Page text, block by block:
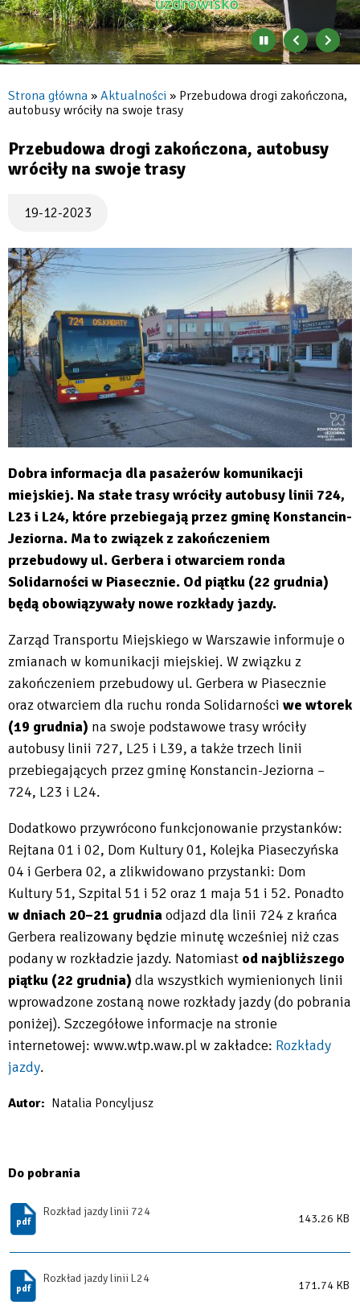
Zatrzymaj
automatyczne
się
banerów
Poprzedni
bannerbaner
Ścieżka
Strona główna Aktualności
Przebudowa drogi zakończona,
autobusy wróciły na swoje trasy
Przebudowa drogi zakończona, autobusy
wróciły na swoje trasy
19-12-2023
Dobra informacja dla pasażerów komunikacji
miejskiej. Na stałe trasy wróciły autobusy linii 724,
L23 i L24, które przebiegają przez gminę Konstancin-
Jeziorna. Ma to związek z zakończeniem
przebudowy ul. Gerbera i otwarciem ronda
Solidarności w Piasecznie. Od piątku (22 grudnia)
będą obowiązywały nowe rozkłady jazdy.
Zarząd Transportu Miejskiego w Warszawie informuje o
zmianach w komunikacji miejskiej. W związku z
zakończeniem przebudowy ul. Gerbera w Piasecznie
oraz otwarciem dla ruchu ronda Solidarności we wtorek
(19 grudnia) na swoje podstawowe trasy wróciły
autobusy linii 727, L25 i L39, a także trzech linii
przebiegających przez gminę Konstancin-Jeziorna –
724, L23 i L24.
Dodatkowo przywrócono funkcjonowanie przystanków:
Rejtana 01 i 02, Dom Kultury 01, Kolejka Piaseczyńska
04 i Gerbera 02, a zlikwidowano przystanki: Dom
Kultury 51, Szpital 51 i 52 oraz 1 maja 51 i 52. Ponadto
w dniach 20–21 grudniaodjazd dla linii 724 z krańca
Gerbera realizowany będzie minutę wcześniej niż czas
podany w rozkładzie jazdy. Natomiast od najbliższego
piątku (22 grudnia) dla wszystkich wymienionych linii
wprowadzone zostaną nowe rozkłady jazdy (do pobrania
poniżej). Szczegółowe informacje na stronie
internetowej: www.wtp.waw.pl w zakładce: Rozkłady
jazdy
open
tab
.
Autor Natalia Poncyljusz
Do pobrania
Rozkład jazdy linii 724
143.26 KB
Rozkład jazdy linii L24
171.74 KB